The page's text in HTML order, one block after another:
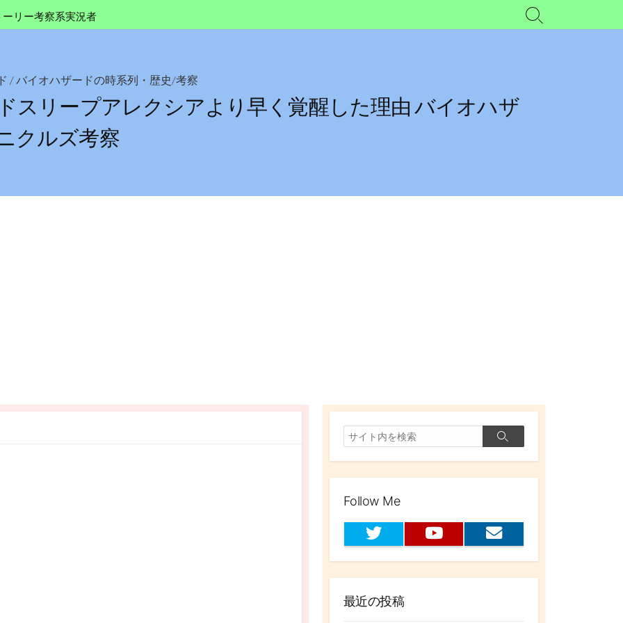
リー考察系実況者
検
/バイオハザードの時系列・歴史/考察
スリープアレクシアより早く覚醒した理由 バイオハザ
クルズ考察
検
索
検
索
Follow Me
T
w
i
t
e
o
u
t
お
問
い
合
最近の投稿